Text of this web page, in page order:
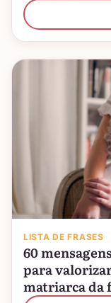
LISTA DE FRASES
60
para
matriarca da